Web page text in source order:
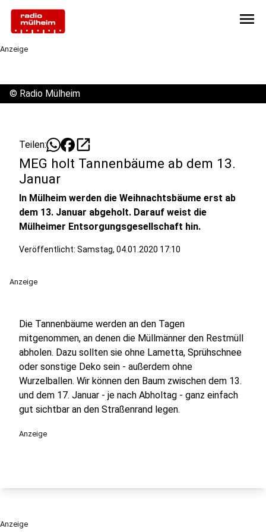
menu
Anzeige
© Radio Mülheim
Teilen: open_in_new
MEG holt Tannenbäume ab dem 13.
Januar
In Mülheim werden die Weihnachtsbäume erst ab
dem 13. Januar abgeholt. Darauf weist die
Mülheimer Entsorgungsgesellschaft hin.
Veröffentlicht: Samstag, 04.01.2020 17:10
Anzeige
Die Tannenbäume werden an den Tagen
mitgenommen, an denen die Müllmänner den Restmüll
abholen. Dazu sollten sie ohne Lametta, Sprühschnee
oder sonstige Deko sein - außerdem ohne
Wurzelballen. Wir können den Baum zwischen dem 13.
und dem 17. Januar - je nach Abholtag - ganz einfach
gut sichtbar an den Straßenrand legen.
Anzeige
Anzeige